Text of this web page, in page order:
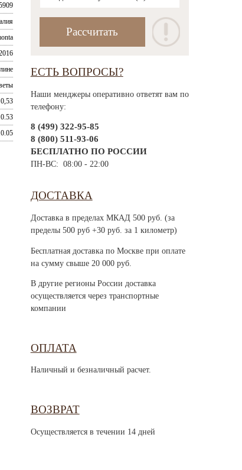
0.53
ЕСТЬ ВОПРОСЫ?
Наши менджеры оперативно ответят вам по
телефону:
8 (499) 322-95-85
8 (800) 511-93-06
БЕСПЛАТНО ПО РОССИИ
ПН-ВС: 08:00 - 22:00
ДОСТАВКА
Доставка в пределах МКАД 500 руб. (за
пределы 500 руб +30 руб. за 1 километр)
Бесплатная доставка по Москве при оплате
на сумму свыше 20 000 руб.
В другие регионы России доставка
осуществляется через транспортные
компании
ОПЛАТА
Наличный и безналичный расчет.
ВОЗВРАТ
Осуществляется в течении 14 дней